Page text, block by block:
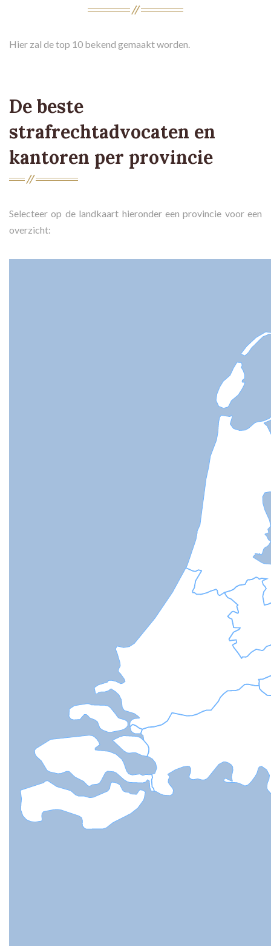
Hier zal de top 10 bekend gemaakt worden.
De beste
strafrechtadvocaten en
kantoren per provincie
Selecteer op de landkaart hieronder een provincie voor een
overzicht: